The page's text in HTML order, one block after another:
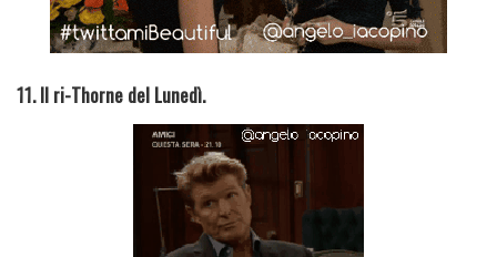
11. Il ri-Thorne del Lunedì.